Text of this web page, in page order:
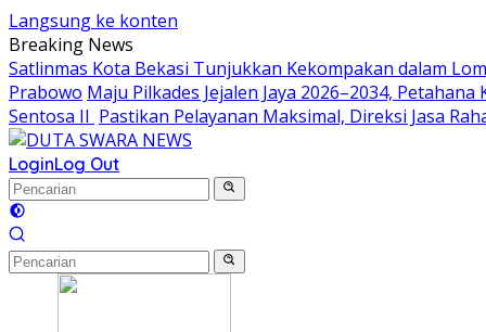
Langsung ke konten
Breaking News
Satlinmas Kota Bekasi Tunjukkan Kekompakan dalam
Prabowo Maju Pilkades Jejalen Jaya 2026–2034,
Sentosa II Pastikan Pelayanan Maksimal, Direksi Jasa
LoginLog Out